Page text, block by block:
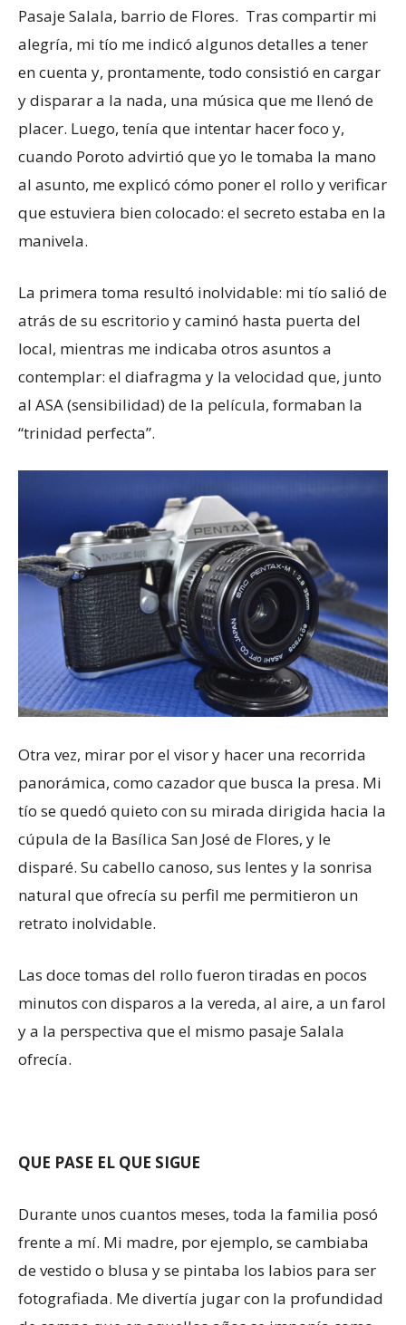
Pasaje Salala, barrio de Flores. Tras compartir mi
alegría, mi tío me indicó algunos detalles a tener
en cuenta y, prontamente, todo consistió en cargar
y disparar a la nada, una música que me llenó de
placer. Luego, tenía que intentar hacer foco y,
cuando Poroto advirtió que yo le tomaba la mano
al asunto, me explicó cómo poner el rollo y verificar
que estuviera bien colocado: el secreto estaba en la
manivela.
La primera toma resultó inolvidable: mi tío salió de
atrás de su escritorio y caminó hasta puerta del
local, mientras me indicaba otros asuntos a
contemplar: el diafragma y la velocidad que, junto
al ASA (sensibilidad) de la película, formaban la
“trinidad perfecta”.
Otra vez, mirar por el visor y hacer una recorrida
panorámica, como cazador que busca la presa. Mi
tío se quedó quieto con su mirada dirigida hacia la
cúpula de la Basílica San José de Flores, y le
disparé. Su cabello canoso, sus lentes y la sonrisa
natural que ofrecía su perfil me permitieron un
retrato inolvidable.
Las doce tomas del rollo fueron tiradas en pocos
minutos con disparos a la vereda, al aire, a un farol
y a la perspectiva que el mismo pasaje Salala
ofrecía.
QUE PASE EL QUE SIGUE
Durante unos cuantos meses, toda la familia posó
frente a mí. Mi madre, por ejemplo, se cambiaba
de vestido o blusa y se pintaba los labios para ser
fotografiada. Me divertía jugar con la profundidad